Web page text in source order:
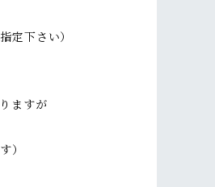
定下さい）
ますが
）